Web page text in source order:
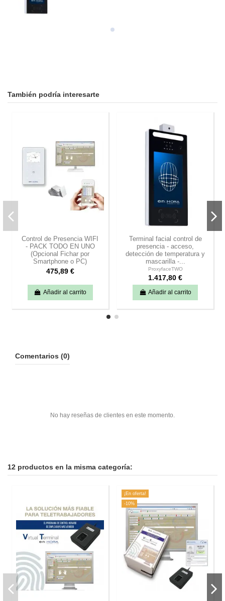
También podría interesarte
Control de Presencia WIFI
- PACK TODO EN UNO
(Opcional Fichar por
Smartphone o PC)
475,89 €
Añadir al carrito
Terminal facial control de
presencia - acceso,
detección de temperatura y
mascarilla -...
ProxyfaceTWO
1.417,80 €
Añadir al carrito
Comentarios (0)
No hay reseñas de clientes en este momento.
12 productos en la misma categoría:
¡En oferta!
-10%